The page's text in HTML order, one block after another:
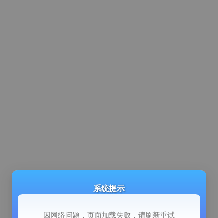
系统提示
因网络问题，页面加载失败，请刷新重试